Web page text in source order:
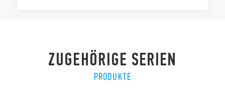
ZUGEHÖRIGE SERIEN
PRODUKTE